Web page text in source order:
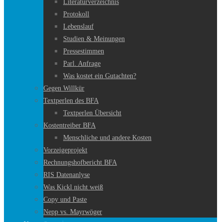
Literaturverzeichnis
Protokoll
Lebenslauf
Studien & Meinungen
Pressestimmen
Parl. Anfrage
Was kostet ein Gutachten?
Gegen Willkür
Textperlen des BFA
Textperlen Übersicht
Kostentreiber BFA
Menschliche und andere Kosten
Vorzeigeprojekt
Rechnungshofbericht BFA
RIS Datenanlyse
Was Kickl nicht weiß
Copy und Paste
Nepp vs. Mayrwöger